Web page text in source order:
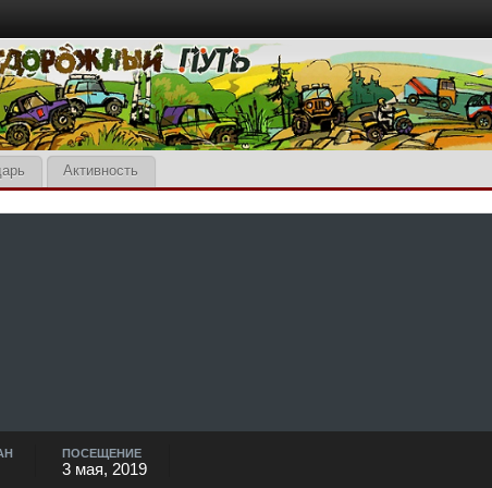
Активность
ПОСЕЩЕНИЕ
3 мая, 2019